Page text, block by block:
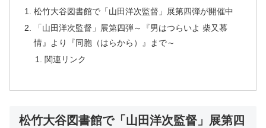
松竹大谷図書館で「山田洋次監督」展第四弾が開催中
「山田洋次監督」展第四弾～『男はつらいよ 柴又慕
情』より『同胞（はらから）』まで～
関連リンク
松竹大谷図書館で「山田洋次監督」展第四